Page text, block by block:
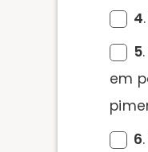
4
5
em
6